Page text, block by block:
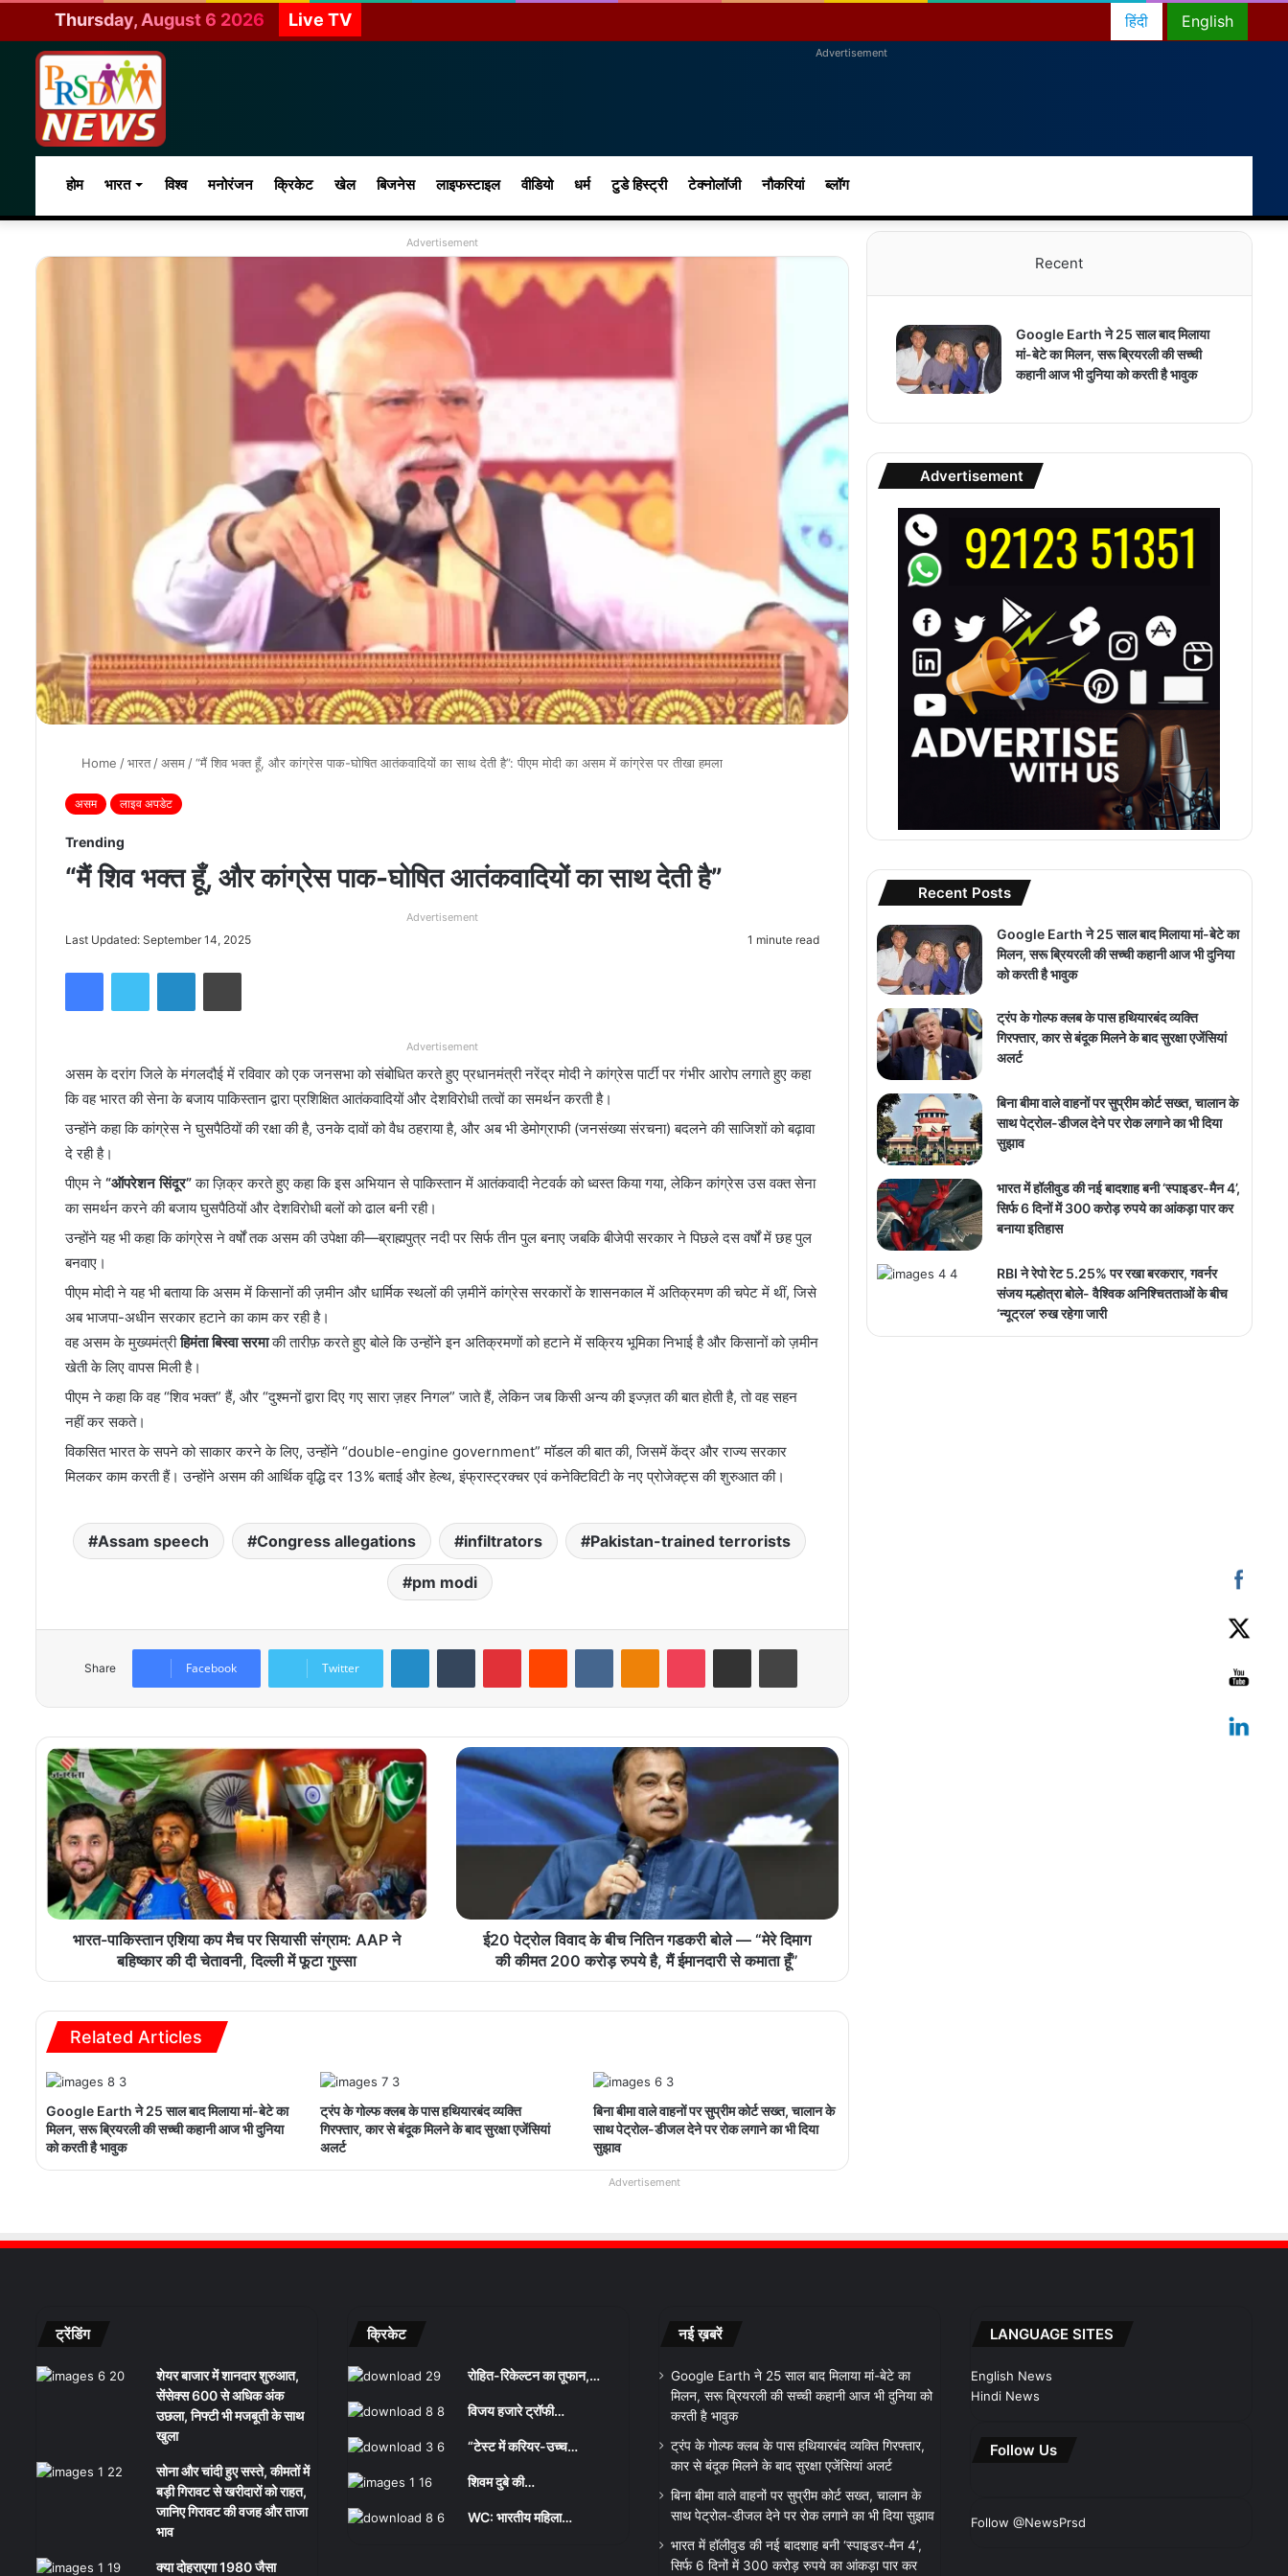
Thursday, August 6 2026 Live TV English
हिंदी
Advertisement
होम भारत विश्व मनोरंजन क्रिकेट खेल बिजनेस लाइफस्टाइल वीडियो धर्म टुडे हिस्ट्री टेक्नोलॉजी नौकरियां ब्लॉग
for
skin
Advertisement
Home /भारत/असम/“मैं शिव भक्त हूँ, और कांग्रेस पाक-घोषित आतंकवादियों का साथ देती है”: पीएम मोदी का असम में कांग्रेस पर तीखा हमला
असम लाइव अपडेट
Trending
“मैं शिव भक्त हूँ, और कांग्रेस पाक-घोषित आतंकवादियों का साथ देती है”
Advertisement
Last Updated: September 14, 2025 1 minute read
Advertisement
असम के दरांग जिले के मंगलदौई में रविवार को एक जनसभा को संबोधित करते हुए प्रधानमंत्री नरेंद्र मोदी ने कांग्रेस पार्टी पर गंभीर आरोप लगाते हुए कहा
कि वह भारत की सेना के बजाय पाकिस्तान द्वारा प्रशिक्षित आतंकवादियों और देशविरोधी तत्वों का समर्थन करती है।
उन्होंने कहा कि कांग्रेस ने घुसपैठियों की रक्षा की है, उनके दावों को वैध ठहराया है, और अब भी डेमोग्राफी (जनसंख्या संरचना) बदलने की साजिशों को बढ़ावा
दे रही है।
पीएम ने “ऑपरेशन सिंदूर”का ज़िक्र करते हुए कहा कि इस अभियान से पाकिस्तान में आतंकवादी नेटवर्क को ध्वस्त किया गया, लेकिन कांग्रेस उस वक्त सेना
का समर्थन करने की बजाय घुसपैठियों और देशविरोधी बलों को ढाल बनी रही।
उन्होंने यह भी कहा कि कांग्रेस ने वर्षों तक असम की उपेक्षा की—ब्राह्मपुत्र नदी पर सिर्फ तीन पुल बनाए जबकि बीजेपी सरकार ने पिछले दस वर्षों में छह पुल
बनवाए।
पीएम मोदी ने यह भी बताया कि असम में किसानों की ज़मीन और धार्मिक स्थलों की ज़मीनें कांग्रेस सरकारों के शासनकाल में अतिक्रमण की चपेट में थीं, जिसे
अब भाजपा-अधीन सरकार हटाने का काम कर रही है।
वह असम के मुख्यमंत्रीहिमंता बिस्वा सरमाकी तारीफ़ करते हुए बोले कि उन्होंने इन अतिक्रमणों को हटाने में सक्रिय भूमिका निभाई है और किसानों को ज़मीन
खेती के लिए वापस मिली है।
पीएम ने कहा कि वह “शिव भक्त” हैं, और “दुश्मनों द्वारा दिए गए सारा ज़हर निगल” जाते हैं, लेकिन जब किसी अन्य की इज्ज़त की बात होती है, तो वह सहन
नहीं कर सकते।
विकसित भारत के सपने को साकार करने के लिए, उन्होंने “double-engine government” मॉडल की बात की, जिसमें केंद्र और राज्य सरकार
मिलकर काम करती हैं। उन्होंने असम की आर्थिक वृद्धि दर 13% बताई और हेल्थ, इंफ्रास्ट्रक्चर एवं कनेक्टिविटी के नए प्रोजेक्ट्स की शुरुआत की।
Assam speech Congress allegations infiltrators Pakistan-trained terrorists
pm modi
Share Facebook Twitter
भारत-पाकिस्तान एशिया कप मैच पर सियासी संग्राम: AAP ने
बहिष्कार की दी चेतावनी, दिल्ली में फूटा गुस्सा
ई20 पेट्रोल विवाद के बीच नितिन गडकरी बोले — “मेरे दिमाग
की कीमत 200 करोड़ रुपये है, मैं ईमानदारी से कमाता हूँ”
Related Articles
Google Earth ने 25 साल बाद मिलाया मां-बेटे का
मिलन, सरू ब्रियरली की सच्ची कहानी आज भी दुनिया
को करती है भावुक
ट्रंप के गोल्फ क्लब के पास हथियारबंद व्यक्ति
गिरफ्तार, कार से बंदूक मिलने के बाद सुरक्षा एजेंसियां
अलर्ट
बिना बीमा वाले वाहनों पर सुप्रीम कोर्ट सख्त, चालान के
साथ पेट्रोल-डीजल देने पर रोक लगाने का भी दिया
सुझाव
Recent
Google Earth ने 25 साल बाद मिलाया
मां-बेटे का मिलन, सरू ब्रियरली की सच्ची
कहानी आज भी दुनिया को करती है भावुक
Advertisement
Recent Posts
Google Earth ने 25 साल बाद मिलाया मां-बेटे का
मिलन, सरू ब्रियरली की सच्ची कहानी आज भी दुनिया
को करती है भावुक
ट्रंप के गोल्फ क्लब के पास हथियारबंद व्यक्ति
गिरफ्तार, कार से बंदूक मिलने के बाद सुरक्षा एजेंसियां
अलर्ट
बिना बीमा वाले वाहनों पर सुप्रीम कोर्ट सख्त, चालान के
साथ पेट्रोल-डीजल देने पर रोक लगाने का भी दिया
सुझाव
भारत में हॉलीवुड की नई बादशाह बनी ‘स्पाइडर-मैन 4’,
सिर्फ 6 दिनों में 300 करोड़ रुपये का आंकड़ा पार कर
बनाया इतिहास
RBI ने रेपो रेट 5.25% पर रखा बरकरार, गवर्नर
संजय मल्होत्रा बोले- वैश्विक अनिश्चितताओं के बीच
‘न्यूट्रल’ रुख रहेगा जारी
Advertisement
ट्रेंडिंग
शेयर बाजार में शानदार शुरुआत,
सेंसेक्स 600 से अधिक अंक
उछला, निफ्टी भी मजबूती के साथ
खुला
सोना और चांदी हुए सस्ते, कीमतों में
बड़ी गिरावट से खरीदारों को राहत,
जानिए गिरावट की वजह और ताजा
भाव
क्या दोहराएगा 1980 जैसा
क्रिकेट
रोहित-रिकेल्टन का तूफान,…
विजय हजारे ट्रॉफी…
“टेस्ट में करियर-उच्च…
शिवम दुबे की…
WC: भारतीय महिला…
नई ख़बरें
Google Earth ने 25 साल बाद मिलाया मां-बेटे का
मिलन, सरू ब्रियरली की सच्ची कहानी आज भी दुनिया को
करती है भावुक
ट्रंप के गोल्फ क्लब के पास हथियारबंद व्यक्ति गिरफ्तार,
कार से बंदूक मिलने के बाद सुरक्षा एजेंसियां अलर्ट
बिना बीमा वाले वाहनों पर सुप्रीम कोर्ट सख्त, चालान के
साथ पेट्रोल-डीजल देने पर रोक लगाने का भी दिया सुझाव
भारत में हॉलीवुड की नई बादशाह बनी ‘स्पाइडर-मैन 4’,
सिर्फ 6 दिनों में 300 करोड़ रुपये का आंकड़ा पार कर
LANGUAGE SITES
English News
Hindi News
Follow Us
Follow @NewsPrsd